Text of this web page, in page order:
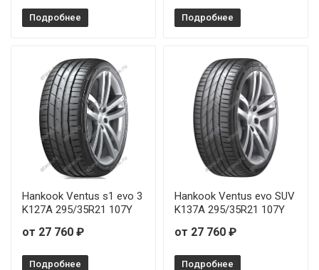
Подробнее Подробнее
Hankook Ventus s1 evo 3
K127A 295/35R21 107Y
от 27 760 ₽
Подробнее
Hankook Ventus evo SUV
K137A 295/35R21 107Y
от 27 760 ₽
Подробнее